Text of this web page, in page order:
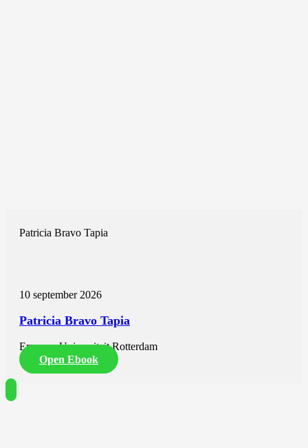
Patricia Bravo Tapia
10 september 2026
Patricia Bravo Tapia
Erasmus Universiteit Rotterdam
Open Ebook